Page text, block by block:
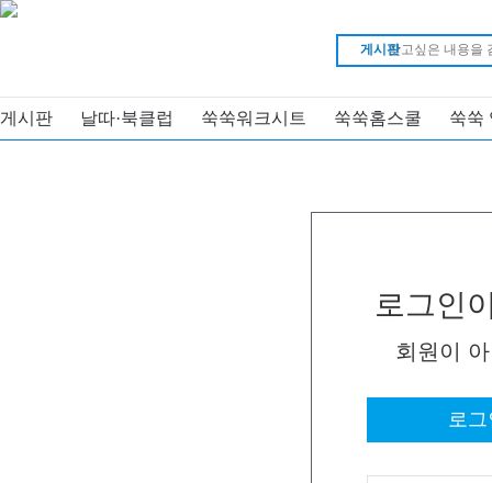
게시판
게시판 날따·북클럽 쑥쑥워크시트 쑥쑥홈스쿨 쑥쑥
로그인
회원이
로